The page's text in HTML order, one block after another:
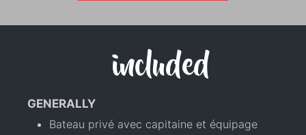
included
GENERALLY
Bateau privé avec capitaine et équipage